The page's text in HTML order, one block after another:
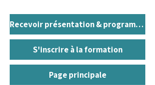
Recevoir présentation & programme (PDF)
S'inscrire à la formation
Page principale